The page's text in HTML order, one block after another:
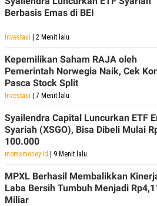
Berbasis Emas di BEI
Investasi | 2 Menit lalu
Kepemilikan Saham RAJA oleh
Pemerintah Norwegia Naik, Cek
Pasca Stock Split
Investasi | 7 Menit lalu
Syailendra Capital Luncurkan ETF
Syariah (XSGO), Bisa Dibeli Mulai
100.000
momsmoney.id | 9 Menit lalu
MPXL Berhasil Membalikkan
Laba Bersih Tumbuh Menjadi
Miliar